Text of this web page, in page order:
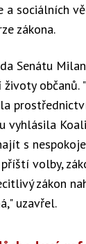
sociálních
zákona.
Senátu
vyhlásila
s
volby,
zákon
uzavřel.